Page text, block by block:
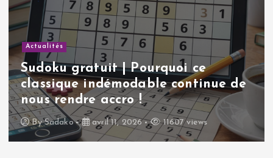
Actualités
Sudoku gratuit | Pourquoi ce
classique indémodable continue de
nous rendre accro !
BySadako avril 11, 2026 11607 views